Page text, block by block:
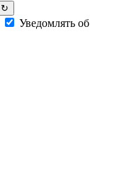
↻
Уведомлять об